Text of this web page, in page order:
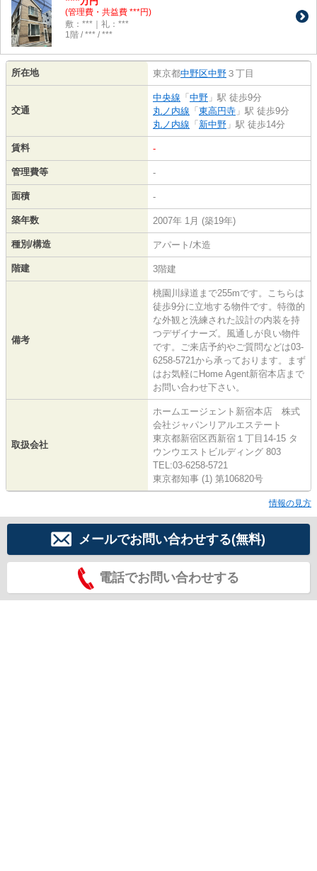
(管理費・共益費 ***円)
敷：***｜礼：***
1階 / *** / ***
所在地 東京都中野区中野 ３丁目
交通
中央線 「 中野 」駅 徒歩9分
丸ノ内線 「 東高円寺 」駅 徒歩9分
丸ノ内線 「 新中野 」駅 徒歩14分
賃料 -
管理費等 -
面積 -
築年数 2007年 1月 (築19年)
種別/構造 アパート/木造
階建 3階建
備考
桃園川緑道まで255mです。こちらは
徒歩9分に立地する物件です。特徴的
な外観と洗練された設計の内装を持
つデザイナーズ。風通しが良い物件
です。ご来店予約やご質問などは03-
6258-5721から承っております。まず
はお気軽にHome Agent新宿本店まで
お問い合わせ下さい。
取扱会社
ホームエージェント新宿本店 株式
会社ジャパンリアルエステート
東京都新宿区西新宿１丁目14-15 タ
ウンウエストビルディング 803
TEL:03-6258-5721
東京都知事 (1) 第106820号
情報の見方
メールでお問い合わせする(無料)
電話でお問い合わせする